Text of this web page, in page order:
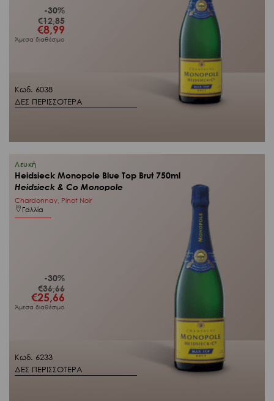
Κωδ. 6038
ΔΕΣ ΠΕΡΙΣΣΟΤΕΡΑ
-30%
€12,85
Original
price
was:
€8,99
Άμεσα διαθέσιμο
Κωδ. 6233
ΔΕΣ ΠΕΡΙΣΣΟΤΕΡΑ
Λευκή
Heidsieck Monopole Blue Top Brut 750ml
Heidsieck & Co Monopole
Chardonnay, Pinot Noir
Γαλλία
-30%
€36,66
Original
price
was:
€25,66
Άμεσα διαθέσιμο